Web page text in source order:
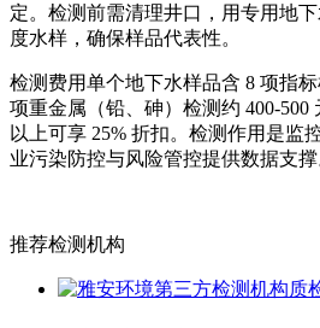
定。检测前需清理井口，用专用地
度水样，确保样品代表性。
检测费用单个地下水样品含 8 项指
项重金属（铅、砷）检测约 400-500
以上可享 25% 折扣。检测作用是监
业污染防控与风险管控提供数据支撑
推荐检测机构